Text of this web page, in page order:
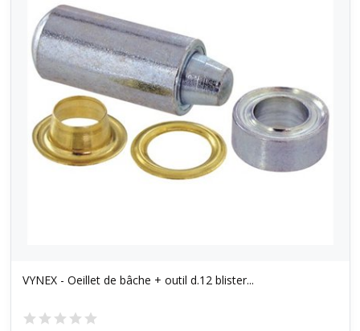
VYNEX - Oeillet de bâche + outil d.12 blister...